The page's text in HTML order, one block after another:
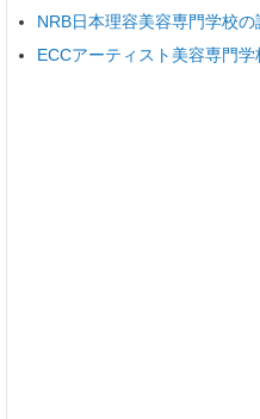
NRB日本理容美容専門学校の
ECCアーティスト美容専門学